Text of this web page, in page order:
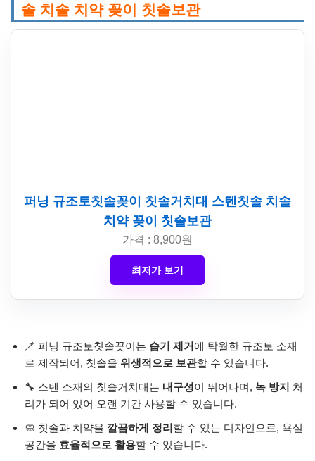
솔 치솔 치약 꽂이 칫솔보관
퍼닝 규조토칫솔꽂이 칫솔거치대 스텐칫솔 치솔
치약 꽂이 칫솔보관
가격 : 8,900원
최저가 보기
🪥 퍼닝 규조토칫솔꽂이는 습기 제거에 탁월한 규조토 소재
로 제작되어, 칫솔을 위생적으로 보관할 수 있습니다.
🔧 스텐 소재의 칫솔거치대는 내구성이 뛰어나며, 녹 방지 처
리가 되어 있어 오랜 기간 사용할 수 있습니다.
🧼 칫솔과 치약을 깔끔하게 정리할 수 있는 디자인으로, 욕실
공간을 효율적으로 활용할 수 있습니다.